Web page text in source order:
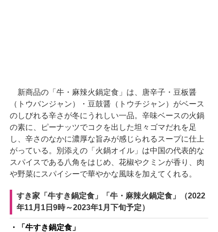
新商品の「牛・麻辣火鍋定食」は、唐辛子・豆板醤
（トウバンジャン）・豆鼓醤（トウチジャン）がベース
のしびれる辛さが冬にうれしい一品。辛味ベースの火鍋
の素に、ピーナッツでコクを出した坦々ゴマだれを足
し、辛さのなかに濃厚な旨みが感じられるスープに仕上
がっている。別添えの「火鍋オイル」は中国の代表的な
スパイスである八角をはじめ、花椒やクミンが香り、肉
や野菜にスパイシーで華やかな風味を加えてくれる。
すき家「牛すき鍋定食」「牛・麻辣火鍋定食」（2022
年11月1日9時～2023年1月下旬予定）
・「牛すき鍋定食」